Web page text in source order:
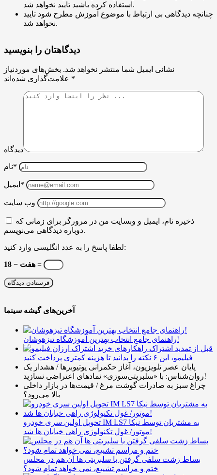
استفاده کرده باشید تایید نخواهد شد.
چنانچه دیدگاهی بی ارتباط با موضوع آموزش مطرح شود تایید
نخواهد شد.
دیدگاهتان را بنویسید
نشانی ایمیل شما منتشر نخواهد شد. بخش‌های موردنیاز
*
دیدگاه
نام*
ایمیل*
وب سایت
ذخیره نام، ایمیل و وبسایت من در مرورگر برای زمانی که
دوباره دیدگاهی می‌نویسم.
لطفا پاسخ را به عدد انگلیسی وارد کنید:
18 − هفت =
آخرین‌های گیشه سینما
راهنمای جامع انتخاب بهترین آموزشگاه تیزهوشان!
قبل از تمدید اشتراک
فیلیمو، این ۶ نکته را بدانید تا هزینه کمتری پرداخت کنید
پایان عصر تلویزیون، آغاز حکمرانی یوتیوبرها / هشدار یک
روان‌شناس: با «سلبریتی‌سوزی» نمادهای اعتراضی نسازید!
چراغ سبز به صادرات گوشت مرغ / قیمت‌ها در بازار داخلی
بالا می‌رود؟
تحویل اولین سری خودرو IM LS7 به مشتریان توسط نیکا
موتور/ غول تکنولوژی راهی خیابان ها شد!
بساط زشت سلفی گرفتن با سلبریتی ها آن هم در محلس
ختم و مراسم تشییع، نمی خواهد تمام شود؟